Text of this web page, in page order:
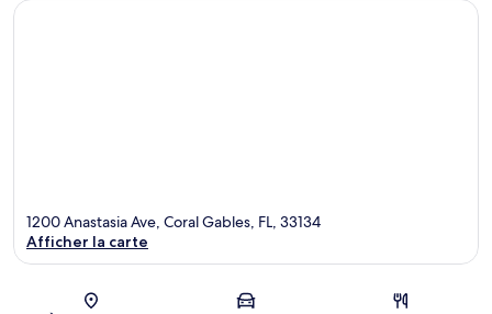
Carte
1200 Anastasia Ave, Coral Gables, FL, 33134
Afficher la carte